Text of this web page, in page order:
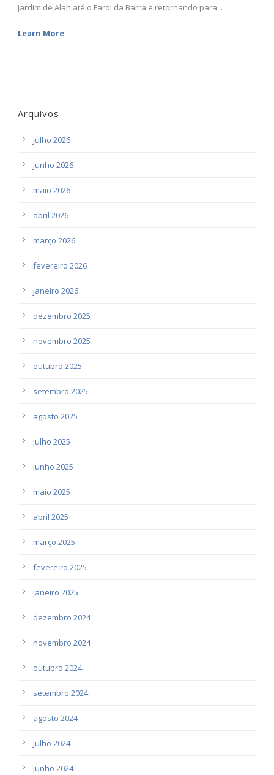
Jardim de Alah até o Farol da Barra e retornando para...
Learn More
Arquivos
julho 2026
junho 2026
maio 2026
abril 2026
março 2026
fevereiro 2026
janeiro 2026
dezembro 2025
novembro 2025
outubro 2025
setembro 2025
agosto 2025
julho 2025
junho 2025
maio 2025
abril 2025
março 2025
fevereiro 2025
janeiro 2025
dezembro 2024
novembro 2024
outubro 2024
setembro 2024
agosto 2024
julho 2024
junho 2024